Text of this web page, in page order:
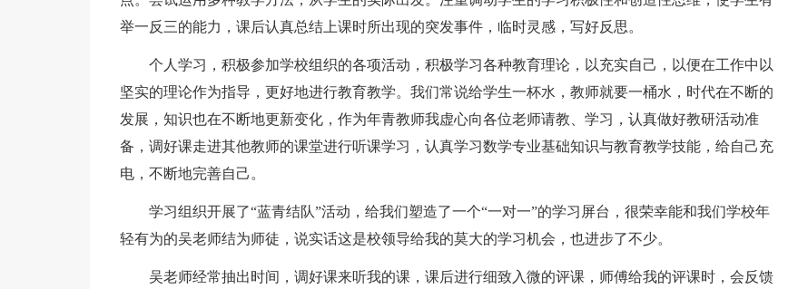
举一反三的能力，课后认真总结上课时所出现的突发事件，临时灵感，写好反思。
个人学习，积极参加学校组织的各项活动，积极学习各种教育理论，以充实自己，以便在工作中以
坚实的理论作为指导，更好地进行教育教学。我们常说给学生一杯水，教师就要一桶水，时代在不断的
发展，知识也在不断地更新变化，作为年青教师我虚心向各位老师请教、学习，认真做好教研活动准
备，调好课走进其他教师的课堂进行听课学习，认真学习数学专业基础知识与教育教学技能，给自己充
电，不断地完善自己。
学习组织开展了“蓝青结队”活动，给我们塑造了一个“一对一”的学习屏台，很荣幸能和我们学校年
轻有为的吴老师结为师徒，说实话这是校领导给我的莫大的学习机会，也进步了不少。
吴老师经常抽出时间，调好课来听我的课，课后进行细致入微的评课，师傅给我的评课时，会反馈